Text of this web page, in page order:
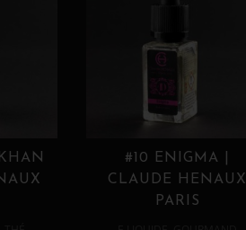
#10 ENIGMA |
CLAUDE HENAUX
PARIS